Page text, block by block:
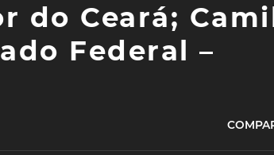
do Ceará;
Federal –